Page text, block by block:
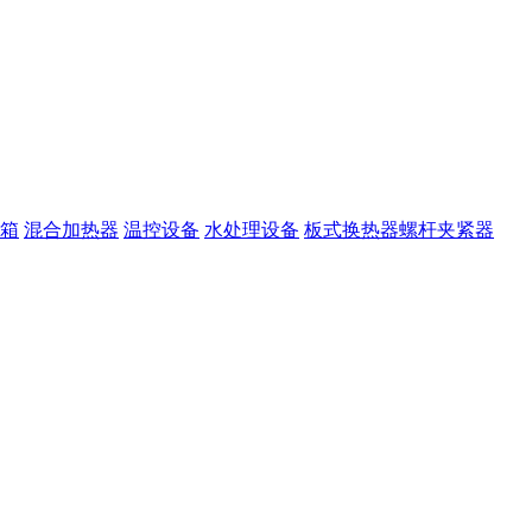
混合加热器 温控设备 水处理设备 板式换热器螺杆夹紧器